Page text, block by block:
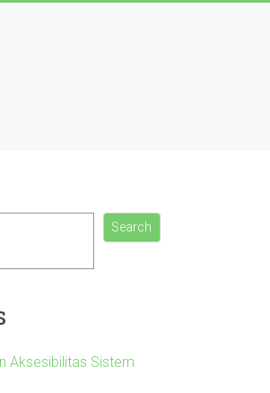
Search
Aksesibilitas Sistem